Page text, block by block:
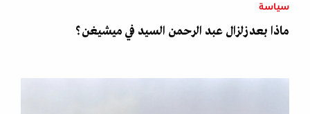
سياسة
ماذا بعد زلزال عبد الرحمن السيد في ميشيغن؟